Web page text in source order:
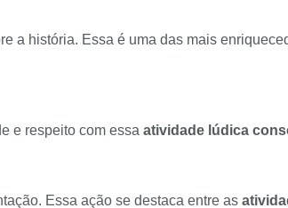
a história. Essa é uma das mais
e respeito com essa atividade lúdica
Essa ação se destaca entre as